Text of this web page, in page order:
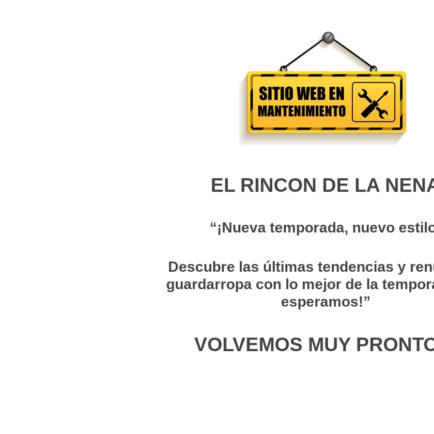
EL RINCON DE LA
“¡Nueva temporada, nuevo
Descubre las últimas tendencias y
guardarropa con lo mejor de la
esperamos!”
VOLVEMOS MUY